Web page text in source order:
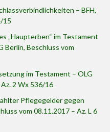
– BFH,
15
„Haupterben“ im Testament
Berlin, Beschluss vom
im Testament – OLG
2 Wx 536/16
Pflegegelder gegen
vom 08.11.2017 – Az. L 6